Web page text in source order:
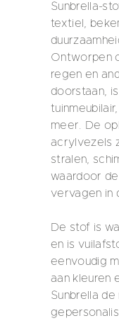
Sunbrella-
textiel,
Ontworpen
regen en
doorstaan,
meer. De
acrylvezels
stralen,
waardoor
vervagen in
De stof is
en is
eenvoudig
aan kleuren
Sunbrella